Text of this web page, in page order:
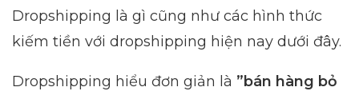
Dropshipping là gì cũng như các hình thức
kiếm tiền với dropshipping hiện nay dưới đây.
Dropshipping hiểu đơn giản là ”bán hàng bỏ